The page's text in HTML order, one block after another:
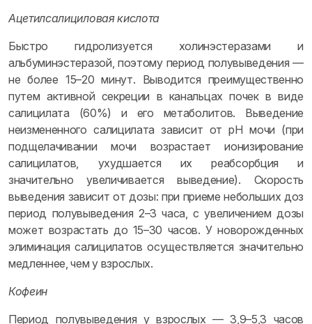
Ацетилсалициловая кислота
Быстро гидролизуется холинэстеразами и
альбуминэстеразой, поэтому период полувыведения —
не более 15–20 минут. Выводится преимущественно
путем активной секреции в канальцах почек в виде
салицилата (60%) и его метаболитов. Выведение
неизмененного салицилата зависит от рН мочи (при
подщелачивании мочи возрастает ионизирование
салицилатов, ухудшается их реабсорбция и
значительно увеличивается выведение). Скорость
выведения зависит от дозы: при приеме небольших доз
период полувыведения 2–3 часа, с увеличением дозы
может возрастать до 15–30 часов. У новорожденных
элиминация салицилатов осуществляется значительно
медленнее, чем у взрослых.
Кофеин
Период полувыведения у взрослых — 3,9–5,3 часов